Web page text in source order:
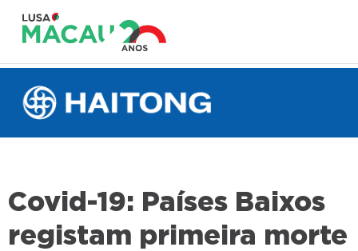
Covid-19: Países Baixos
registam primeira morte